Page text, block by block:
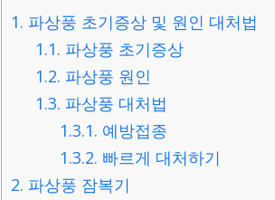
1. 파상풍 초기증상 및 원인 대처법
1.1. 파상풍 초기증상
1.2. 파상풍 원인
1.3. 파상풍 대처법
1.3.1. 예방접종
1.3.2. 빠르게 대처하기
2. 파상풍 잠복기